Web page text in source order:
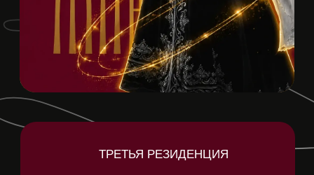
ТРЕТЬЯ РЕЗИДЕНЦИЯ
ХОРЕОГРАФИИ
Музыка
и танцы